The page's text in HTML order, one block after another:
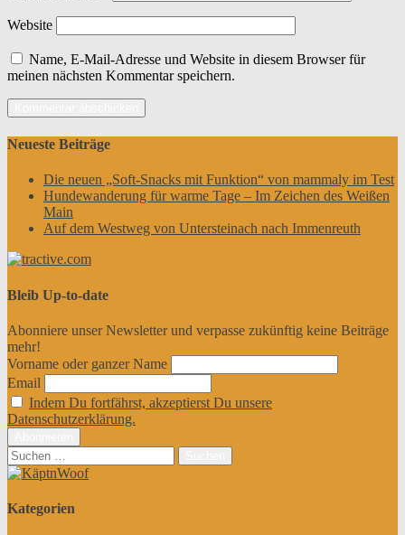
Website
Name, E-Mail-Adresse und Website in diesem Browser für
meinen nächsten Kommentar speichern.
Neueste Beiträge
Die neuen „Soft-Snacks mit Funktion“ von mammaly im Test
Hundewanderung für warme Tage – Im Zeichen des Weißen
Main
Auf dem Westweg von Untersteinach nach Immenreuth
Bleib Up-to-date
Abonniere unser Newsletter und verpasse zukünftig keine Beiträge
mehr!
Vorname oder ganzer Name
Email
Indem Du fortfährst, akzeptierst Du unsere
Datenschutzerklärung.
Suchen
nach:
Kategorien